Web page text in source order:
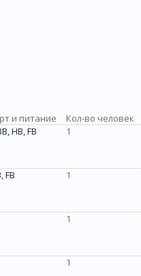
и питание Кол-во человек
HB, FB
1
FB 1
1
1